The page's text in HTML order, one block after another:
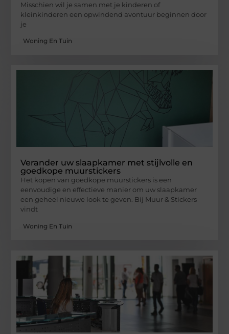
Misschien wil je samen met je kinderen of
kleinkinderen een opwindend avontuur beginnen door
je
Woning En Tuin
Verander uw slaapkamer met stijlvolle en
goedkope muurstickers
Het kopen van goedkope muurstickers is een
eenvoudige en effectieve manier om uw slaapkamer
een geheel nieuwe look te geven. Bij Muur & Stickers
vindt
Woning En Tuin